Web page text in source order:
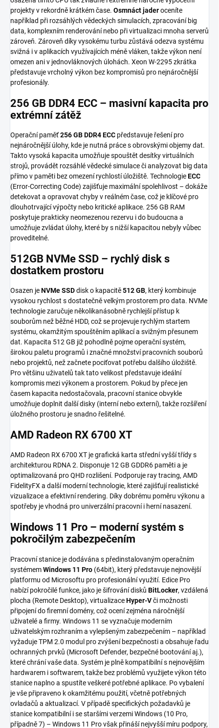
projekty v rekordně krátkém čase. Osmnáct jaderoceníte
například při rozsáhlých vědeckých simulacích, zpracování big
data, komplexním renderování nebo při virtualizaci mnoha serverů
zároveň. Zároveň díky vysokému turbu zůstává odezva systému
svižná i v aplikacích využívajících méně vláken, takže výkon není
omezen ani v jednovláknových úlohách. Xeon W-2295 zkrátka
představuje vrcholný výkon bez kompromisů pro nejnáročnější
profesionály.
256 GB DDR4 ECC – masivní kapacita pro
extrémní zátěž
Operační paměť256 GB DDR4 ECC představuje řešení pro
nejnáročnější úlohy, kde je nutná práce s obrovskými objemy dat.
Takto vysoká kapacita umožňuje spouštět desítky virtuálních
strojů, provádět rozsáhlé vědecké simulace či analyzovat big data
přímo v paměti bez omezení rychlostí úložiště. TechnologieECC
(Error-Correcting Code) zajišťuje maximální spolehlivost – dokáže
detekovat a opravovat chyby v reálném čase, což je klíčové pro
dlouhotrvající výpočty nebo kritické aplikace. 256 GB RAM
poskytuje prakticky neomezenou rezervu i do budoucna a
umožňuje zvládat úlohy, které by s nižší kapacitou nebyly vůbec
proveditelné.
512GB NVMe SSD – rychlý disk s
dostatkem prostoru
Osazen jeNVMe SSDdisk o kapacitě512 GB, který kombinuje
vysokou rychlost s dostatečně velkým prostorem pro data. NVMe
technologie zaručuje několikanásobně rychlejší přístup k
souborům než běžné HDD, což se projevuje rychlým startem
systému, okamžitým spouštěním aplikací a svižným přesunem
dat. Kapacita 512 GB již pohodlně pojme operační systém,
širokou paletu programů i značné množství pracovních souborů
nebo projektů, než začnete pociťovat potřebu dalšího úložiště.
Pro většinu uživatelů tak tato velikost představuje ideální
kompromis mezi výkonem a prostorem. Pokud by přece jen
časem kapacita nedostačovala, pracovní stanice obvykle
umožňuje doplnit další disky (interní nebo externí), takže rozšíření
úložného prostoru je snadno řešitelné.
AMD Radeon RX 6700 XT
AMD Radeon RX 6700 XT je grafická karta střední vyšší třídy s
architekturou RDNA 2. Disponuje 12 GB GDDR6 paměti a je
optimalizovaná pro QHD rozlišení. Podporuje ray tracing, AMD
FidelityFX a další moderní technologie, které zajišťují realistické
vizualizace a efektivní rendering. Díky dobrému poměru výkonu a
spotřeby je vhodná pro univerzální pracovní i herní nasazení.
Windows 11 Pro – moderní systém s
pokročilým zabezpečením
Pracovní stanice je dodávána s předinstalovaným operačním
systémemWindows 11 Pro (64bit), který představuje nejnovější
platformu od Microsoftu pro profesionální využití. Edice Pro
nabízí pokročilé funkce, jako je šifrování disků BitLocker, vzdálená
plocha (Remote Desktop), virtualizaceHyper-Vči možnosti
připojení do firemní domény, což ocení zejména náročnější
uživatelé a firmy. Windows 11 se vyznačuje moderním
uživatelským rozhraním a vylepšeným zabezpečením – například
vyžaduje TPM 2.0 modul pro zvýšení bezpečnosti a obsahuje řadu
ochranných prvků (Microsoft Defender, bezpečné bootování aj.),
které chrání vaše data. Systém je plně kompatibilní s nejnovějším
hardwarem i softwarem, takže bez problémů využijete výkon této
stanice naplno a spustíte veškeré potřebné aplikace. Po vybalení
je vše připraveno k okamžitému použití, včetně potřebných
ovladačů a aktualizací. V případě specifických požadavků je
stanice kompatibilní i se staršími verzemi Windows (10 Pro,
případně 7) – Windows 11 Pro však přináší nejvyšší míru podpory,